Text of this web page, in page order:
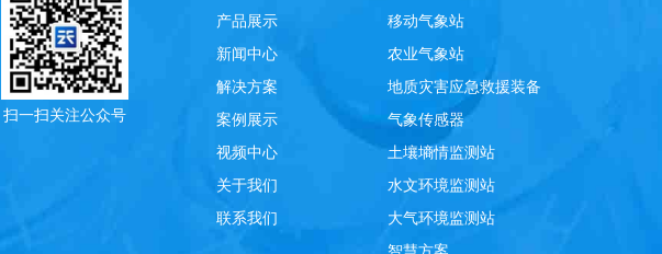
扫一扫关注公众号
产品展示
新闻中心
解决方案
案例展示
视频中心
关于我们
联系我们
移动气象站
农业气象站
地质灾害应急救援装备
气象传感器
土壤墒情监测站
水文环境监测站
大气环境监测站